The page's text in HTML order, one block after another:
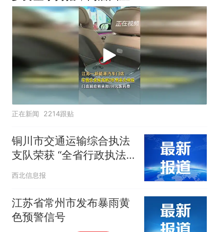
正在新闻 2214跟贴
铜川市交通运输综合执法
支队荣获 “全省行政执法
先进集体”称号
西北信息报
江苏省常州市发布暴雨黄
色预警信号